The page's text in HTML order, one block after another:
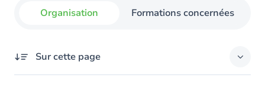
Organisation Formations concernées
Sur cette page